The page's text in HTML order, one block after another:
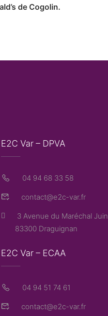
de Cogolin.
E2C Var – DPVA
04 94 68 33 58
contact@e2c-var.fr
3 Avenue du Maréchal Juin
83300 Draguignan
E2C Var – ECAA
04 94 51 74 61
contact@e2c-var.fr